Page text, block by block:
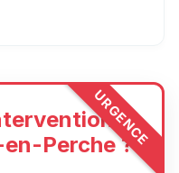
URGENCE
Perche ?